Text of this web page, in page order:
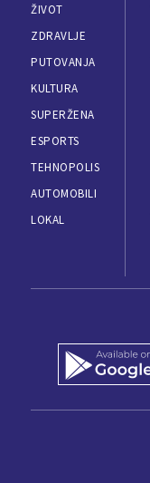
ŽIVOT
ZDRAVLJE
PUTOVANJA
KULTURA
SUPERŽENA
ESPORTS
TEHNOPOLIS
AUTOMOBILI
LOKAL